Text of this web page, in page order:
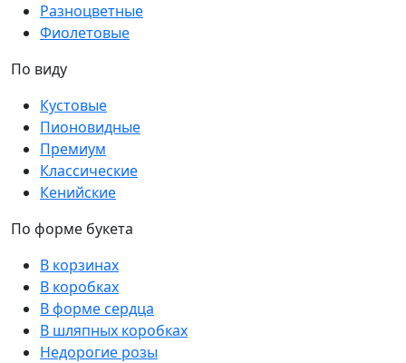
Разноцветные
Фиолетовые
По виду
Кустовые
Пионовидные
Премиум
Классические
Кенийские
По форме букета
В корзинах
В коробках
В форме сердца
В шляпных коробках
Недорогие розы